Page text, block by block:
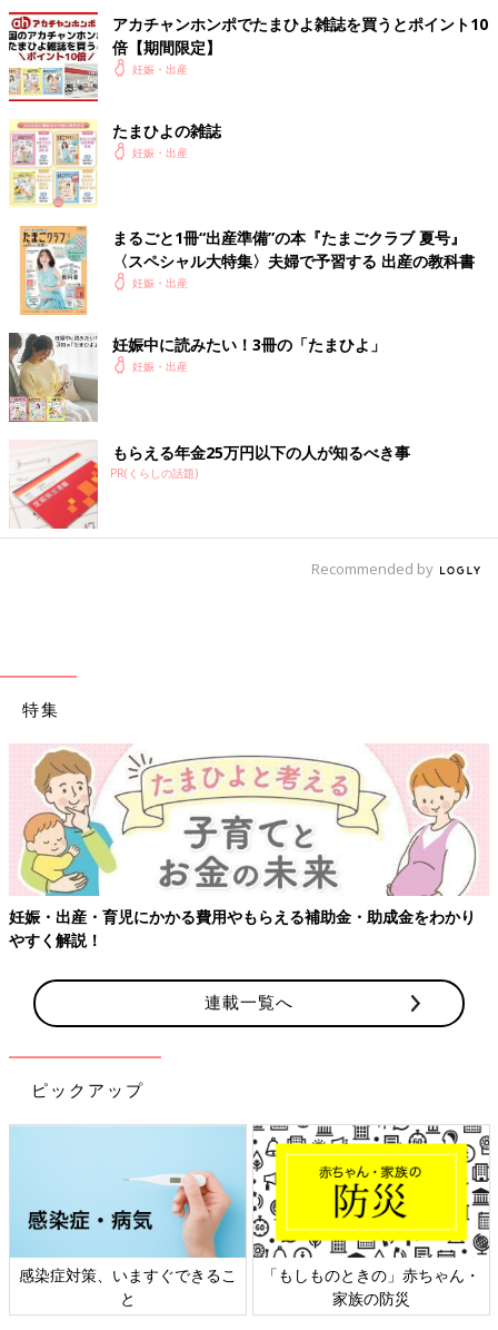
アカチャンホンポでたまひよ雑誌を買うとポイント10
倍【期間限定】
妊娠・出産
たまひよの雑誌
妊娠・出産
まるごと1冊“出産準備”の本『たまごクラブ 夏号』
〈スペシャル大特集〉夫婦で予習する 出産の教科書
妊娠・出産
妊娠中に読みたい！3冊の「たまひよ」
妊娠・出産
もらえる年金25万円以下の人が知るべき事
PR(くらしの話題)
Recommended by
特集
妊娠・出産・育児にかかる費用やもらえる補助金・助成金をわかり
やすく解説！
連載一覧へ
ピックアップ
感染症対策、いますぐできるこ
と
「もしものときの」赤ちゃん・
家族の防災